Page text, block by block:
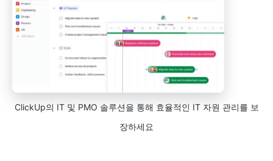
ClickUp의 IT 및 PMO 솔루션을 통해 효율적인 IT 자원 관리를 보
장하세요